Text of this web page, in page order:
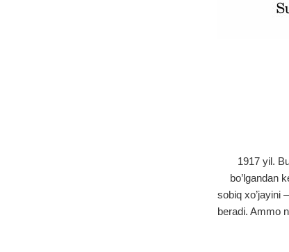
1917 yil.
bo’lgandan
sobiq xo’jayini
beradi. Ammo